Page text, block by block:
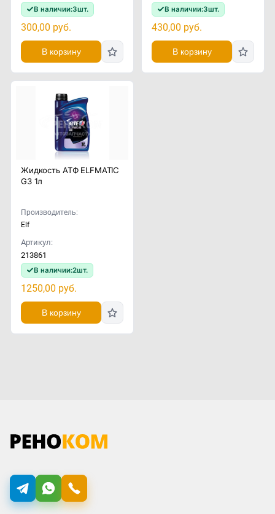
В наличии:3шт.
300,00 руб.
В корзину
В наличии:3шт.
430,00 руб.
В корзину
Жидкость АТФ ELFMATIC
G3 1л
Производитель:
Elf
Артикул:
213861
В наличии:2шт.
1250,00 руб.
В корзину